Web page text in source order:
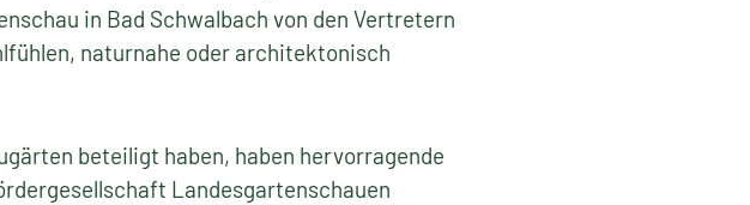
in Bad Schwalbach von den Vertretern
naturnahe oder architektonisch
beteiligt haben, haben hervorragende
Landesgartenschauen